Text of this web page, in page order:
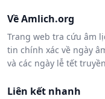
Về Amlich.org
Trang web tra cứu âm
tin chính xác về ngày
và các ngày lễ tết
Liên kết nhanh